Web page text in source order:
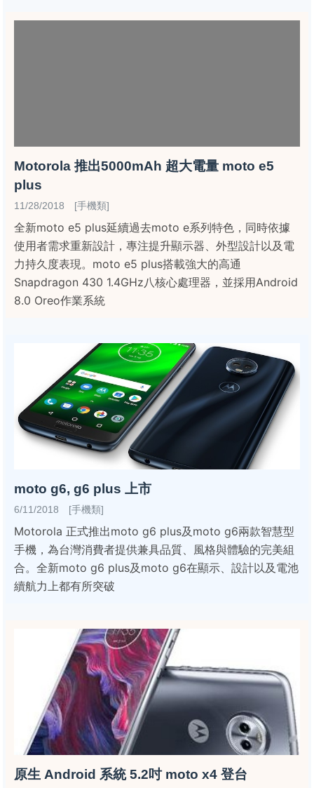
Motorola 推出5000mAh 超大電量 moto e5
plus
11/28/2018 [手機類]
全新moto e5 plus延續過去moto e系列特色，同時依據
使用者需求重新設計，專注提升顯示器、外型設計以及電
力持久度表現。moto e5 plus搭載強大的高通
Snapdragon 430 1.4GHz八核心處理器，並採用Android
8.0 Oreo作業系統
moto g6, g6 plus 上市
6/11/2018 [手機類]
Motorola 正式推出moto g6 plus及moto g6兩款智慧型
手機，為台灣消費者提供兼具品質、風格與體驗的完美組
合。全新moto g6 plus及moto g6在顯示、設計以及電池
續航力上都有所突破
原生 Android 系統 5.2吋 moto x4 登台